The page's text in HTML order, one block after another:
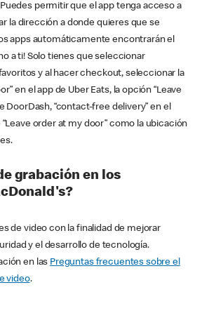
permitir que el app tenga acceso a
la dirección a donde quieres que se
apps automáticamente encontrarán el
a ti! Solo tienes que seleccionar
y al hacer checkout, seleccionar la
en el app de Uber Eats, la opción “Leave
DoorDash, “contact-free delivery” en el
order at my door” como la ubicación
grabación en los
de video con la finalidad de mejorar
y el desarrollo de tecnología.
en las Preguntas frecuentes sobre el
video.